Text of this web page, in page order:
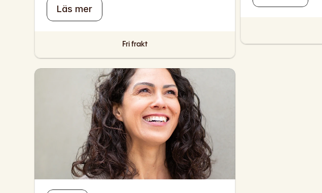
Läs mer
Fri frakt